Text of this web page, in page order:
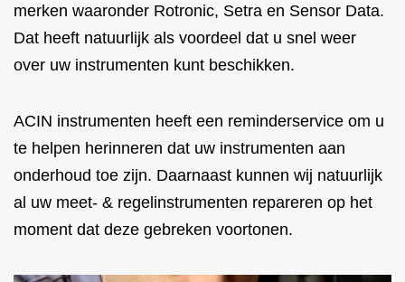
merken waaronder Rotronic, Setra en Sensor Data.
Dat heeft natuurlijk als voordeel dat u snel weer
over uw instrumenten kunt beschikken.
ACIN instrumenten heeft een reminderservice om u
te helpen herinneren dat uw instrumenten aan
onderhoud toe zijn. Daarnaast kunnen wij natuurlijk
al uw meet- & regelinstrumenten repareren op het
moment dat deze gebreken voortonen.